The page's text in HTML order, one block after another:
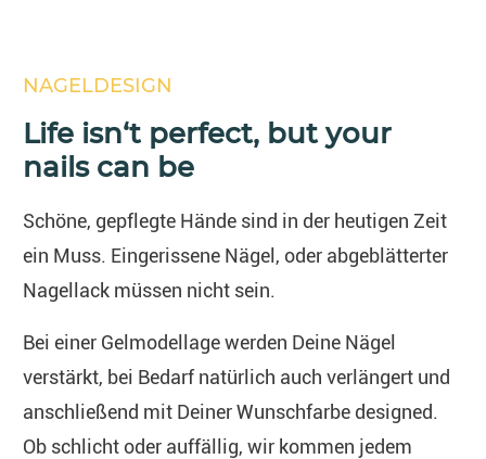
NAGELDESIGN
Life isn‘t perfect, but your
nails can be
Schöne, gepflegte Hände sind in der heutigen Zeit
ein Muss. Eingerissene Nägel, oder abgeblätterter
Nagellack müssen nicht sein.
Bei einer Gelmodellage werden Deine Nägel
verstärkt, bei Bedarf natürlich auch verlängert und
anschließend mit Deiner Wunschfarbe designed.
Ob schlicht oder auffällig, wir kommen jedem